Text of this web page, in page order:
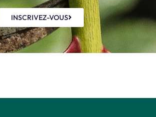
INSCRIVEZ-VOUS